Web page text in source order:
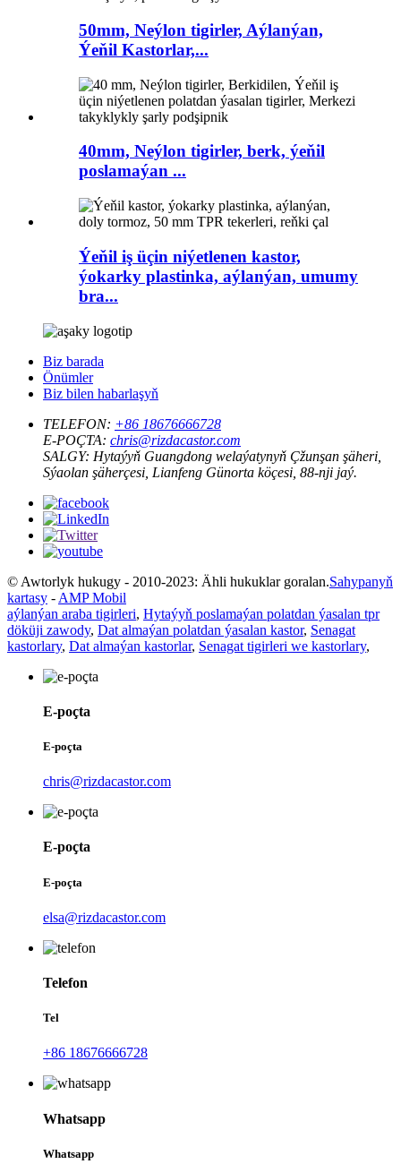
50mm, Neýlon tigirler, Aýlanýan,
Ýeňil Kastorlar,...
40mm, Neýlon tigirler, berk, ýeňil
poslamaýan ...
Ýeňil iş üçin niýetlenen kastor,
ýokarky plastinka, aýlanýan, umumy
bra...
Biz barada
Önümler
Biz bilen habarlaşyň
TELEFON: +86 18676666728
E-POÇTA: chris@rizdacastor.com
SALGY: Hytaýyň Guangdong welaýatynyň Çžunşan şäheri,
Sýaolan şäherçesi, Lianfeng Günorta köçesi, 88-nji jaý.
© Awtorlyk hukugy - 2010-2023: Ähli hukuklar goralan.Sahypanyň
kartasy - AMP Mobil
aýlanýan araba tigirleri, Hytaýyň poslamaýan polatdan ýasalan tpr
döküji zawody, Dat almaýan polatdan ýasalan kastor, Senagat
kastorlary, Dat almaýan kastorlar, Senagat tigirleri we kastorlary,
E-poçta
E-poçta
chris@rizdacastor.com
E-poçta
E-poçta
elsa@rizdacastor.com
Telefon
Tel
+86 18676666728
Whatsapp
Whatsapp